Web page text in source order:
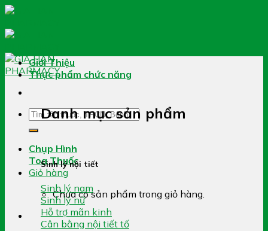
Skip
content
Tìm
Chụp Hình
Toa Thuốc
Giỏ hàng
Chưa có sản phẩm trong giỏ hàng.
Giới Thiệu
Thực phẩm chức năng
Danh mục sản phẩm
Sinh lý nội tiết
Sinh lý nam
Sinh lý nữ
Hỗ trợ mãn kinh
Cân bằng nội tiết tố